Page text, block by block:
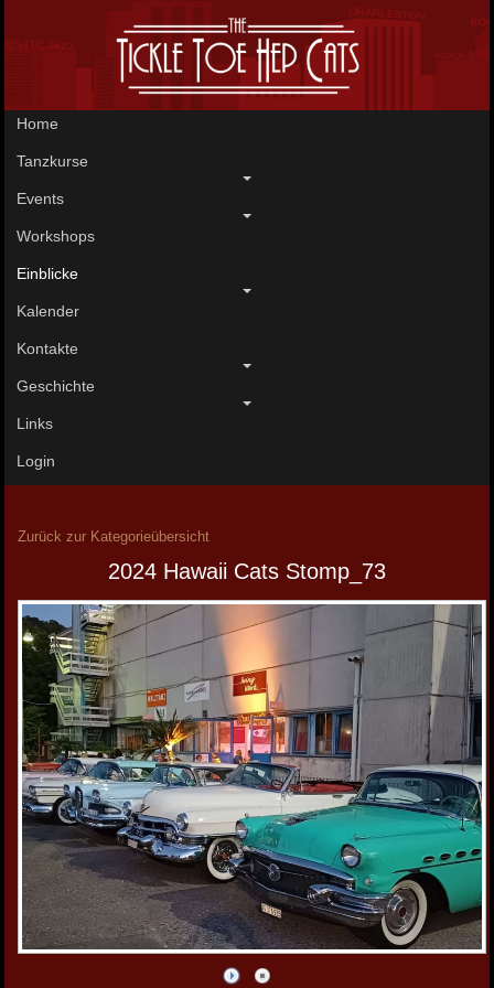
Home
Tanzkurse
Events
Workshops
Einblicke
Kalender
Kontakte
Geschichte
Links
Login
Zurück zur Kategorieübersicht
2024 Hawaii Cats Stomp_73